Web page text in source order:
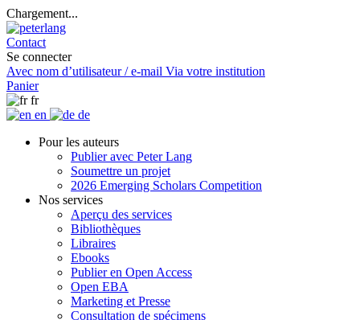
Chargement...
Contact
Se connecter
Avec nom d’utilisateur / e-mail Via votre institution
Panier
fr
en
de
Pour les auteurs
Publier avec Peter Lang
Soumettre un projet
2026 Emerging Scholars Competition
Nos services
Aperçu des services
Bibliothèques
Libraires
Ebooks
Publier en Open Access
Open EBA
Marketing et Presse
Consultation de spécimens